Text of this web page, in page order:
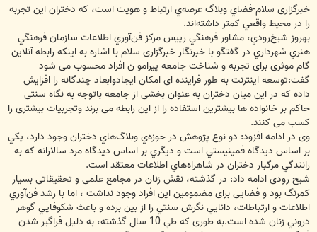
ت
خبرگزاری سلام-فضاي وبلاگ عرصه‌ي ارتباط و هويت است،‌ كه دختران اين تجربه
را در محيط واقعي كمتر داشته‌اند.
بهروز شيخ‌رودي، مشاور فرهنگي رييس مركز فن‌آوري اطلاعات سازمان فرهنگي
هنري شهرداري در گفتگو با خبرنگار خبرگزاری سلام با اشاره به اینکه رابطه آنلاین
گام موثری برای تجربه و شناخت جامعه پیرامو ن افراد محسوب می شود
گفت:توسعه اینترنت به طور فراینده ای امکان ایجادوابعاد چندگانه را افزایش
داده که در این میان دختران به عنوان بخشی از جامعه باتوجه به نگاه سنتی
حاکم بر خانواده ها بیشترین استفاده را از این رابطه می برند وتجربیات بیشتری را
کسب می کنند.
وی در ادامه افزود: دو نوع پژوهش در حوزه‌ي وبلاگ‌هاي دختران وجود دارد، يكي
بر اساس ديدگاه فمينيستي است و ديگري بر اساس ديدگاه مرد سالارانه كه به
رانندگي مرگبار دختران در شاهراه‌هاي اطلاعات معتقد است.
شیح رودی ادامه داد: در گذشته، نقش زنان در مجامع علمی و تحقیقاتی بسیار
کمرنگ بود و فضایی برای مضمومین این افراد وجود نداشت ، اما با رشد فن‌آوري
اطلاعات و ارتباطات، دانايي نگرش سنتي را از بين برده و باعث شكوفايي گوهر
دروني زنان شده است.به طوری که طي 10 سال گذشته، به دليل فراگير شدن